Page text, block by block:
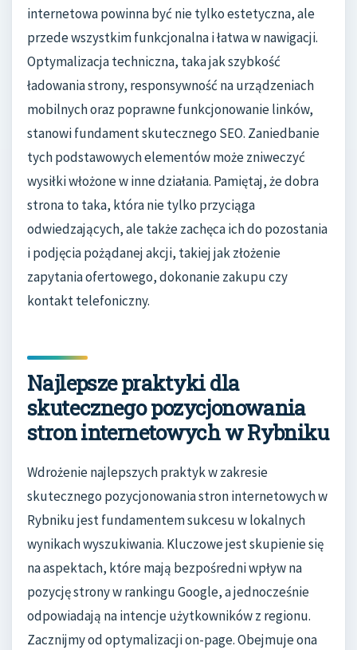
internetowa powinna być nie tylko estetyczna, ale
przede wszystkim funkcjonalna i łatwa w nawigacji.
Optymalizacja techniczna, taka jak szybkość
ładowania strony, responsywność na urządzeniach
mobilnych oraz poprawne funkcjonowanie linków,
stanowi fundament skutecznego SEO. Zaniedbanie
tych podstawowych elementów może zniweczyć
wysiłki włożone w inne działania. Pamiętaj, że dobra
strona to taka, która nie tylko przyciąga
odwiedzających, ale także zachęca ich do pozostania
i podjęcia pożądanej akcji, takiej jak złożenie
zapytania ofertowego, dokonanie zakupu czy
kontakt telefoniczny.
Najlepsze praktyki dla
skutecznego pozycjonowania
stron internetowych w Rybniku
Wdrożenie najlepszych praktyk w zakresie
skutecznego pozycjonowania stron internetowych w
Rybniku jest fundamentem sukcesu w lokalnych
wynikach wyszukiwania. Kluczowe jest skupienie się
na aspektach, które mają bezpośredni wpływ na
pozycję strony w rankingu Google, a jednocześnie
odpowiadają na intencje użytkowników z regionu.
Zacznijmy od optymalizacji on-page. Obejmuje ona